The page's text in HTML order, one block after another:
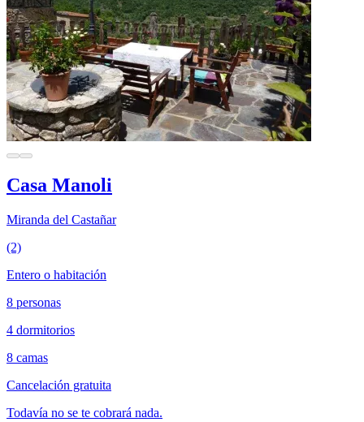
Casa Manoli
Miranda del Castañar
(2)
Entero o habitación
8 personas
4 dormitorios
8 camas
Cancelación gratuita
Todavía no se te cobrará nada.